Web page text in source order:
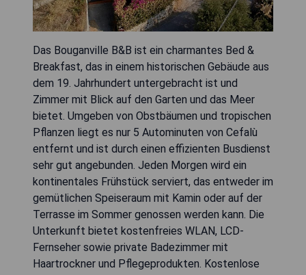
Das Bouganville B&B ist ein charmantes Bed &
Breakfast, das in einem historischen Gebäude aus
dem 19. Jahrhundert untergebracht ist und
Zimmer mit Blick auf den Garten und das Meer
bietet. Umgeben von Obstbäumen und tropischen
Pflanzen liegt es nur 5 Autominuten von Cefalù
entfernt und ist durch einen effizienten Busdienst
sehr gut angebunden. Jeden Morgen wird ein
kontinentales Frühstück serviert, das entweder im
gemütlichen Speiseraum mit Kamin oder auf der
Terrasse im Sommer genossen werden kann. Die
Unterkunft bietet kostenfreies WLAN, LCD-
Fernseher sowie private Badezimmer mit
Haartrockner und Pflegeprodukten. Kostenlose